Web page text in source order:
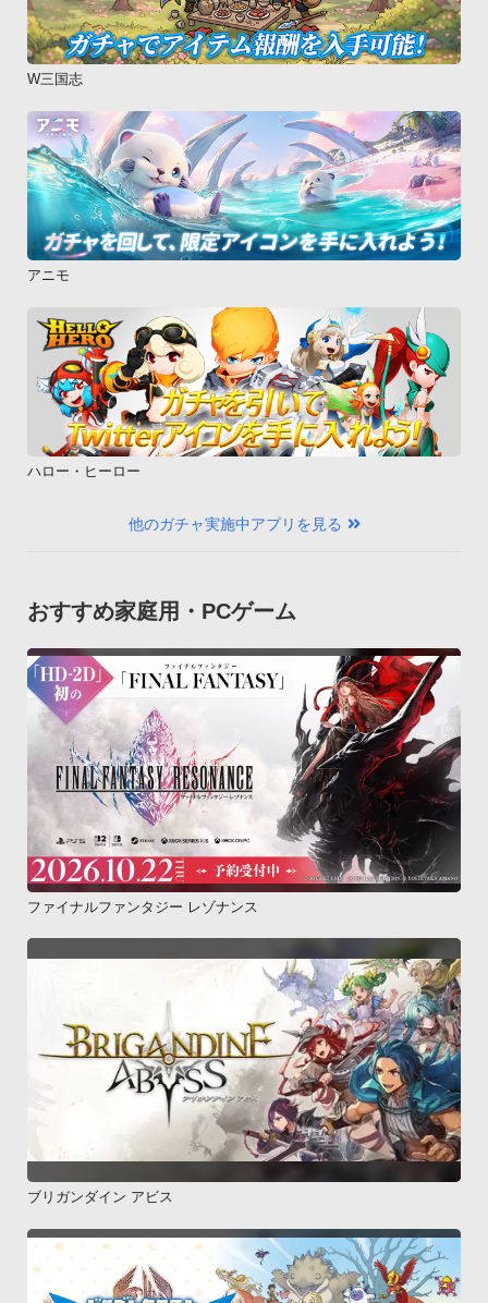
W三国志
アニモ
ハロー・ヒーロー
他のガチャ実施中アプリを見る
おすすめ家庭用・PCゲーム
ファイナルファンタジー レゾナンス
ブリガンダイン アビス